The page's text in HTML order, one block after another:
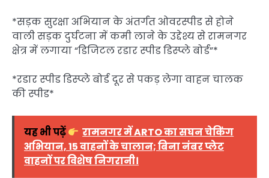
*सड़क सुरक्षा अभियान के अंतर्गत ओवरस्पीड से होने
वाली सड़क दुर्घटना में कमी लाने के उद्देश्य से रामनगर
क्षेत्र में लगाया “डिजिटल रडार स्पीड डिस्प्ले बोर्ड”*
*रडार स्पीड डिस्प्ले बोर्ड दूर से पकड़ लेगा वाहन चालक
की स्पीड*
यह भी पढ़ें
रामनगर में ARTO का सघन चेकिंग
अभियान, 15 वाहनों के चालान; बिना नंबर प्लेट
वाहनों पर विशेष निगरानी।